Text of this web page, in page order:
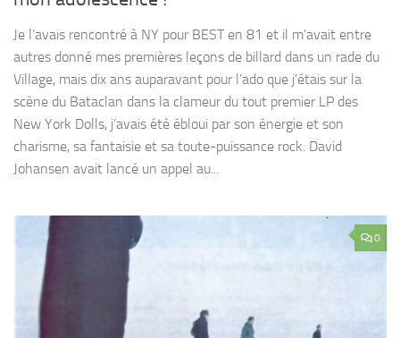
Je l’avais rencontré à NY pour BEST en 81 et il m’avait entre
autres donné mes premières leçons de billard dans un rade du
Village, mais dix ans auparavant pour l’ado que j’étais sur la
scène du Bataclan dans la clameur du tout premier LP des
New York Dolls, j’avais été ébloui par son énergie et son
charisme, sa fantaisie et sa toute-puissance rock. David
Johansen avait lancé un appel au...
0